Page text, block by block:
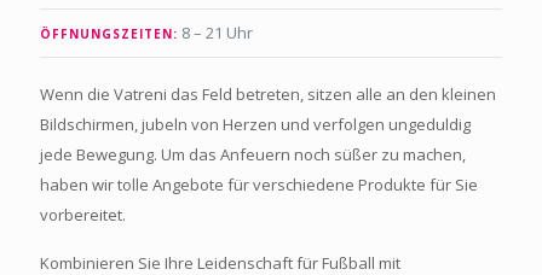
ÖFFNUNGSZEITEN: 8 – 21 Uhr
Wenn die Vatreni das Feld betreten, sitzen alle an den kleinen
Bildschirmen, jubeln von Herzen und verfolgen ungeduldig
jede Bewegung. Um das Anfeuern noch süßer zu machen,
haben wir tolle Angebote für verschiedene Produkte für Sie
vorbereitet.
Kombinieren Sie Ihre Leidenschaft für Fußball mit